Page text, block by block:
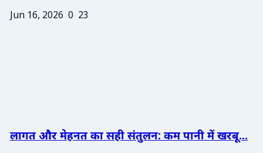
Jun 16, 2026 0 23
लागत और मेहनत का सही संतुलन: कम पानी में खरबू...